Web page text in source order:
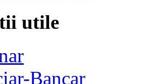
utile
Bancar